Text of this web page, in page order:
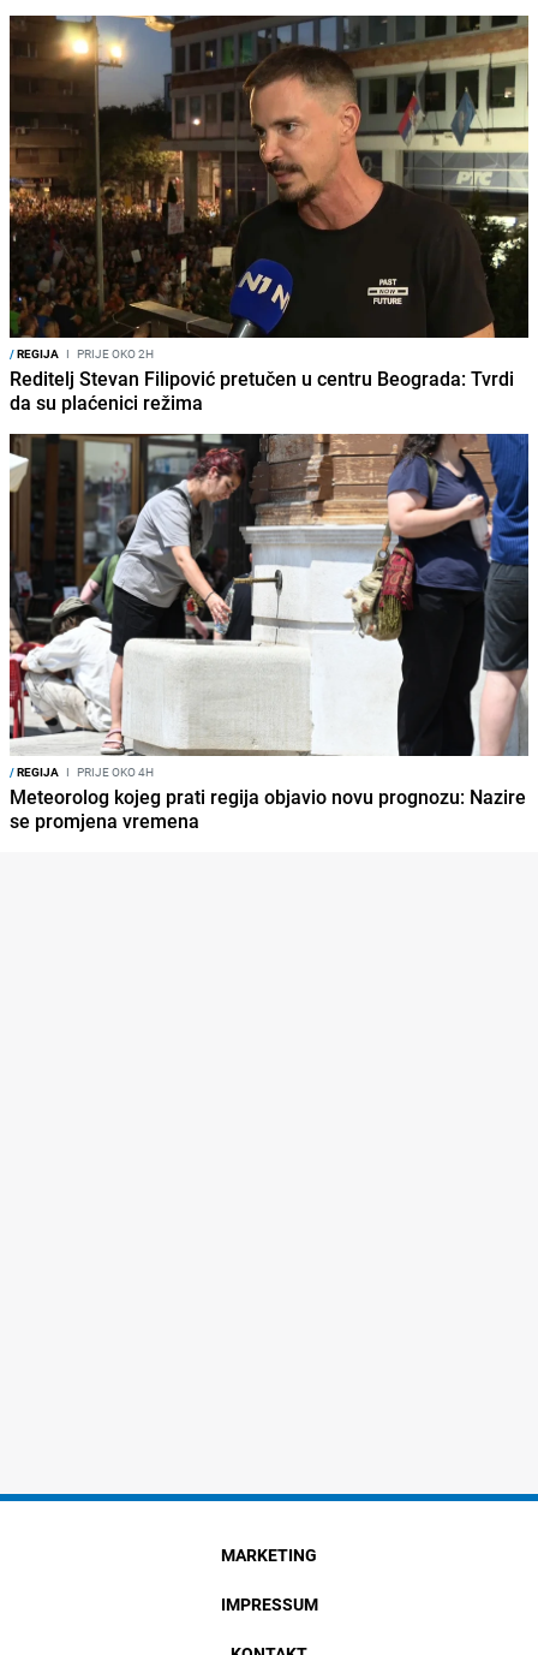
/REGIJA I PRIJE OKO 2H
Reditelj Stevan Filipović pretučen u centru Beograda: Tvrdi
da su plaćenici režima
/REGIJA I PRIJE OKO 4H
Meteorolog kojeg prati regija objavio novu prognozu: Nazire
se promjena vremena
MARKETING
IMPRESSUM